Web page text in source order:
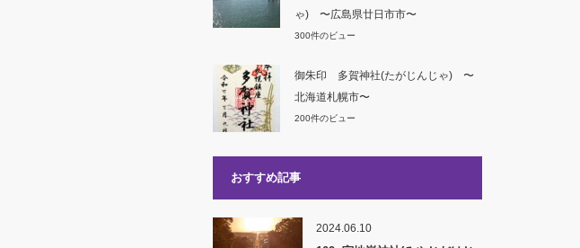
ゃ) 〜広島県廿日市市〜
300件のビュー
御朱印 多賀神社(たがじんじゃ) 〜
北海道札幌市〜
200件のビュー
おすすめ記事
2024.06.10